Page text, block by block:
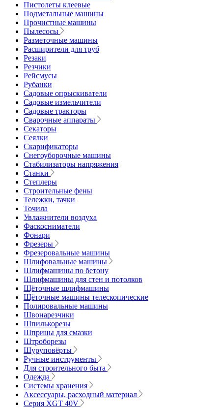
Пистолеты клеевые
Подметальные машины
Прочистные машины
Пылесосы
Разметочные машины
Расширители для труб
Резаки
Резчики
Рейсмусы
Рубанки
Садовые опрыскиватели
Садовые измельчители
Садовые тракторы
Сварочные аппараты
Секаторы
Сеялки
Скарификаторы
Снегоуборочные машины
Стабилизаторы напряжения
Станки
Степлеры
Строительные фены
Тележки, тачки
Точила
Увлажнители воздуха
Фаскосниматели
Фонари
Фрезеры
Фрезеровальные машины
Шлифовальные машины
Шлифмашины по бетону
Шлифмашины для стен и потолков
Щёточные шлифмашины
Щёточные машины телескопические
Полировальные машины
Швонарезчики
Шпилькорезы
Шприцы для смазки
Штроборезы
Шуруповёрты
Ручные инструменты
Для строительного быта
Одежда
Системы хранения
Аксессуары, расходный материал
Серия XGT 40V